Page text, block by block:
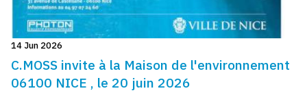
14 Jun 2026
C.MOSS invite à la Maison de l'environnement
06100 NICE , le 20 juin 2026